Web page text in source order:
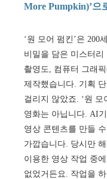
More Pumpkin)’으
‘원 모어 펌킨’은 200
비밀을 담은 미스터
촬영도, 컴퓨터 그래
제작했습니다. 기획
걸리지 않았죠. ‘원
영화는 아닙니다. AI
영상 콘텐츠를 만들
가깝습니다. 당시만
이용한 영상 작업 중
없었거든요. 작업을